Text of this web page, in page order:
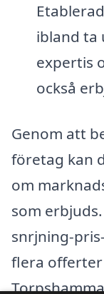
ibland ta
expertis
också
Genom att
företag kan
om
som
snrjning-
flera